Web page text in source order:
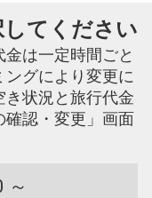
てください
は一定時間ごと
グにより変更に
き状況と旅行代金
確認・変更」画面
～